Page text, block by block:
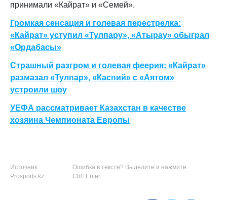
принимали «Кайрат» и «Семей».
Громкая сенсация и голевая перестрелка:
«Кайрат» уступил «Тулпару», «Атырау» обыграл
«Ордабасы»
Страшный разгром и голевая феерия: «Кайрат»
размазал «Тулпар», «Каспий» с «Аятом»
устроили шоу
УЕФА рассматривает Казахстан в качестве
хозяина Чемпионата Европы
Источник:
Prosports.kz
Ошибка в тексте? Выделите и нажмите
Ctrl+Enter